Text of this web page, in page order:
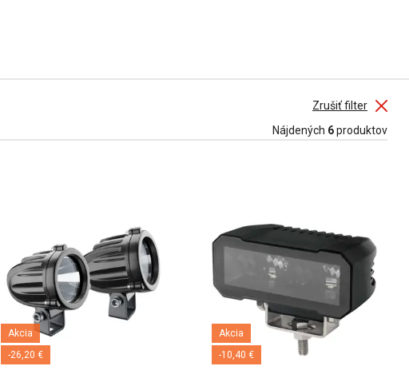
Zrušiť filter
Nájdených 6produktov
Akcia
-26,20 €
Akcia
-10,40 €